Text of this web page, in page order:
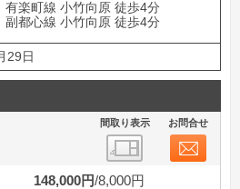
有楽町線 小竹向原 徒歩4分
副都心線 小竹向原 徒歩4分
29日
間取り表示 お問合せ
148,000円 8,000円